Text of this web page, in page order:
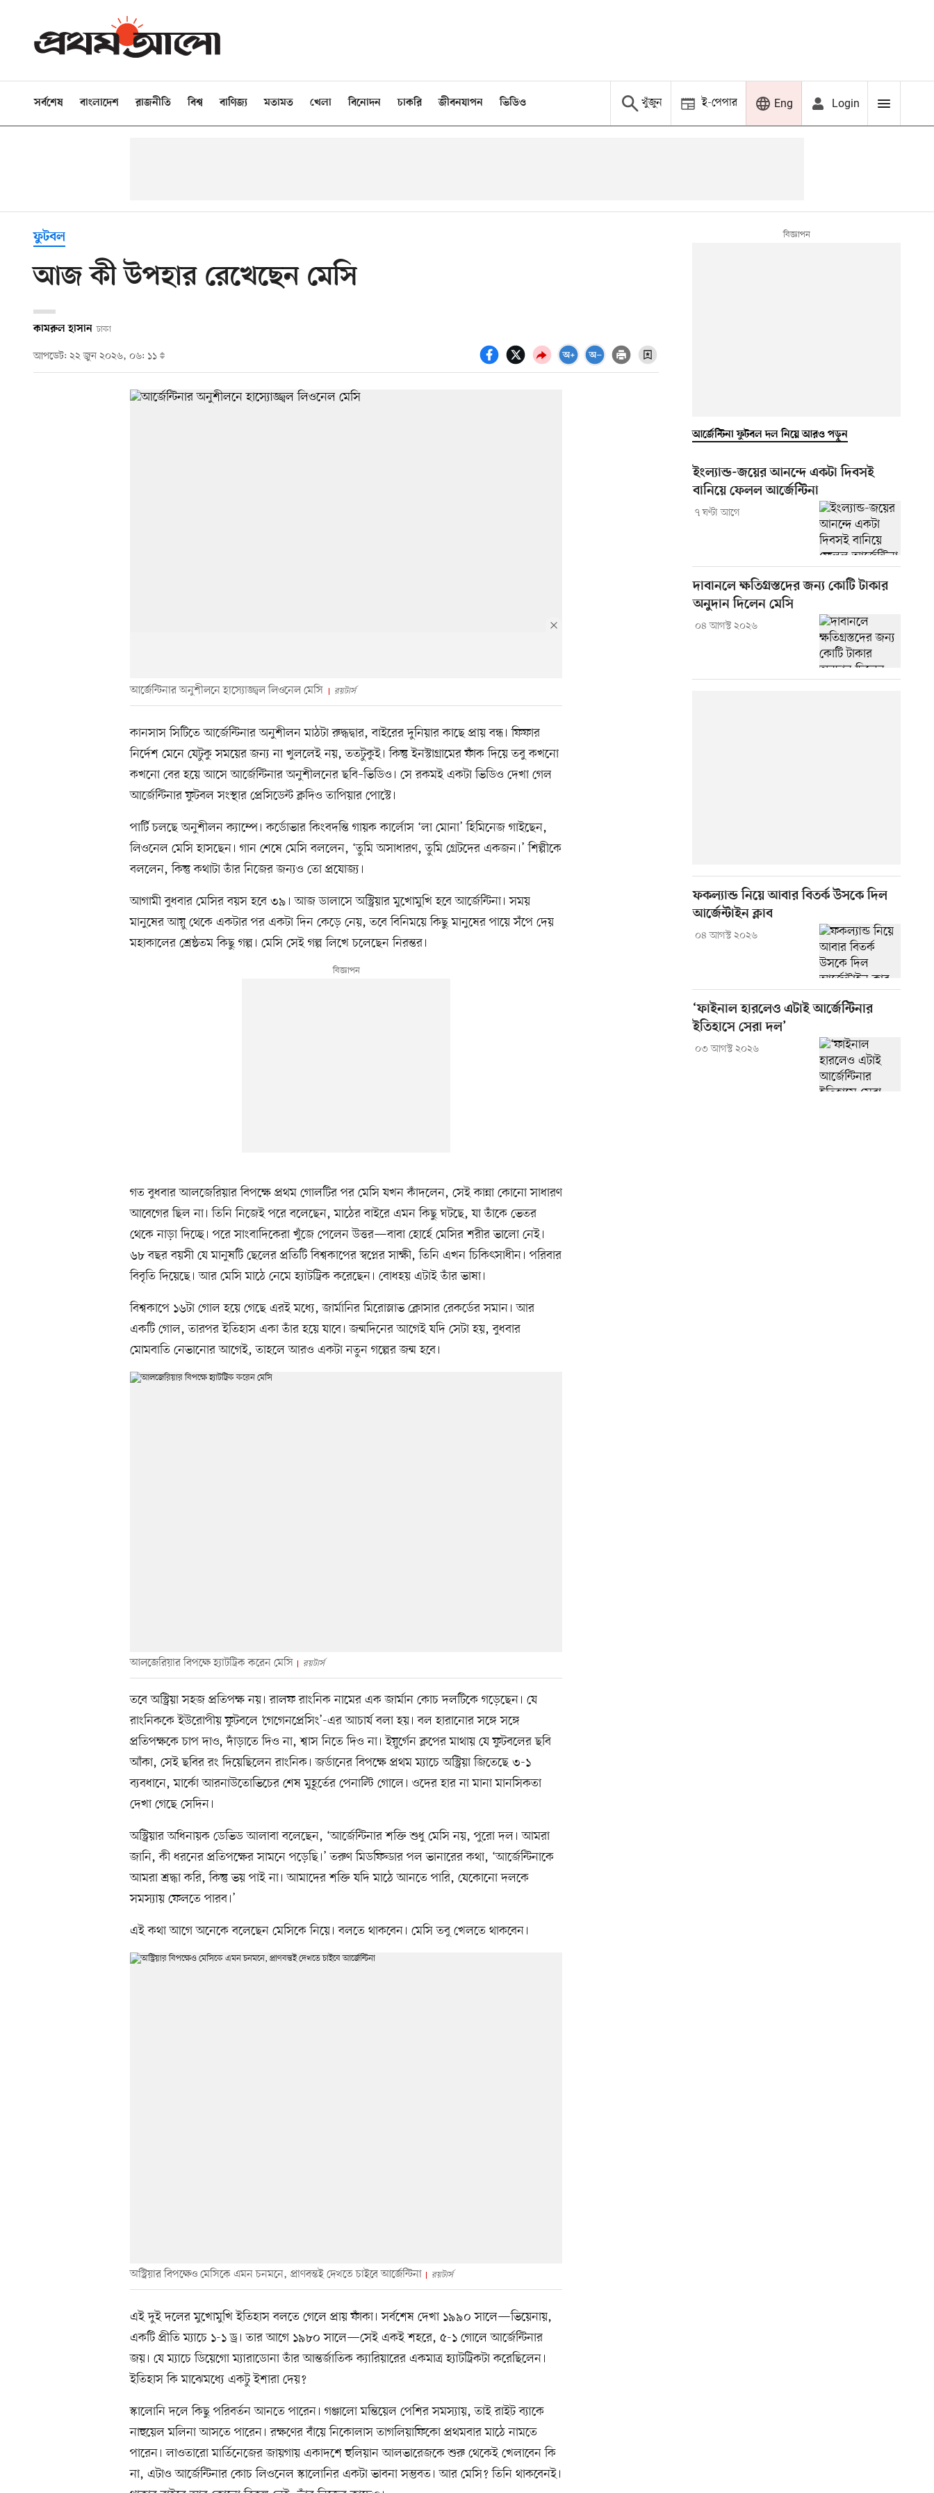
সর্বশেষ বাংলাদেশ রাজনীতি বিশ্ব বাণিজ্য মতামত খেলা বিনোদন চাকরি জীবনযাপন ভিডিও খুঁজুন ই-পেপার Eng Login
ফুটবল
আজ কী উপহার রেখেছেন মেসি
কামরুল হাসান ঢাকা
আপডেট: ২২ জুন ২০২৬, ০৬: ১১
আর্জেন্টিনার অনুশীলনে হাস্যোজ্জ্বল লিওনেল মেসি রয়টার্স
কানসাস সিটিতে আর্জেন্টিনার অনুশীলন মাঠটা রুদ্ধদ্বার, বাইরের দুনিয়ার কাছে প্রায় বন্ধ। ফিফার
নির্দেশ মেনে যেটুকু সময়ের জন্য না খুললেই নয়, ততটুকুই। কিন্তু ইনস্টাগ্রামের ফাঁক দিয়ে তবু কখনো
কখনো বের হয়ে আসে আর্জেন্টিনার অনুশীলনের ছবি–ভিডিও। সে রকমই একটা ভিডিও দেখা গেল
আর্জেন্টিনার ফুটবল সংস্থার প্রেসিডেন্ট ক্লদিও তাপিয়ার পোস্টে।
পার্টি চলছে অনুশীলন ক্যাম্পে। কর্ডোভার কিংবদন্তি গায়ক কার্লোস ‘লা মোনা’ হিমিনেজ গাইছেন,
লিওনেল মেসি হাসছেন। গান শেষে মেসি বললেন, ‘তুমি অসাধারণ, তুমি গ্রেটদের একজন।’ শিল্পীকে
বললেন, কিন্তু কথাটা তাঁর নিজের জন্যও তো প্রযোজ্য।
আগামী বুধবার মেসির বয়স হবে ৩৯। আজ ডালাসে অস্ট্রিয়ার মুখোমুখি হবে আর্জেন্টিনা। সময়
মানুষের আয়ু থেকে একটার পর একটা দিন কেড়ে নেয়, তবে বিনিময়ে কিছু মানুষের পায়ে সঁপে দেয়
মহাকালের শ্রেষ্ঠতম কিছু গল্প। মেসি সেই গল্প লিখে চলেছেন নিরন্তর।
গত বুধবার আলজেরিয়ার বিপক্ষে প্রথম গোলটির পর মেসি যখন কাঁদলেন, সেই কান্না কোনো সাধারণ
আবেগের ছিল না। তিনি নিজেই পরে বলেছেন, মাঠের বাইরে এমন কিছু ঘটছে, যা তাঁকে ভেতর
থেকে নাড়া দিচ্ছে। পরে সাংবাদিকেরা খুঁজে পেলেন উত্তর—বাবা হোর্হে মেসির শরীর ভালো নেই।
৬৮ বছর বয়সী যে মানুষটি ছেলের প্রতিটি বিশ্বকাপের স্বপ্নের সাক্ষী, তিনি এখন চিকিৎসাধীন। পরিবার
বিবৃতি দিয়েছে। আর মেসি মাঠে নেমে হ্যাটট্রিক করেছেন। বোধহয় এটাই তাঁর ভাষা।
বিশ্বকাপে ১৬টা গোল হয়ে গেছে এরই মধ্যে, জার্মানির মিরোস্লাভ ক্লোসার রেকর্ডের সমান। আর
একটি গোল, তারপর ইতিহাস একা তাঁর হয়ে যাবে। জন্মদিনের আগেই যদি সেটা হয়, বুধবার
মোমবাতি নেভানোর আগেই, তাহলে আরও একটা নতুন গল্পের জন্ম হবে।
আলজেরিয়ার বিপক্ষে হ্যাটট্রিক করেন মেসি রয়টার্স
তবে অস্ট্রিয়া সহজ প্রতিপক্ষ নয়। রালফ রাংনিক নামের এক জার্মান কোচ দলটিকে গড়েছেন। যে
রাংনিককে ইউরোপীয় ফুটবলে ‘গেগেনপ্রেসিং’-এর আচার্য বলা হয়। বল হারানোর সঙ্গে সঙ্গে
প্রতিপক্ষকে চাপ দাও, দাঁড়াতে দিও না, শ্বাস নিতে দিও না। ইয়ুর্গেন ক্লপের মাথায় যে ফুটবলের ছবি
আঁকা, সেই ছবির রং দিয়েছিলেন রাংনিক। জর্ডানের বিপক্ষে প্রথম ম্যাচে অস্ট্রিয়া জিতেছে ৩-১
ব্যবধানে, মার্কো আরনাউতোভিচের শেষ মুহূর্তের পেনাল্টি গোলে। ওদের হার না মানা মানসিকতা
দেখা গেছে সেদিন।
অস্ট্রিয়ার অধিনায়ক ডেভিড আলাবা বলেছেন, ‘আর্জেন্টিনার শক্তি শুধু মেসি নয়, পুরো দল। আমরা
জানি, কী ধরনের প্রতিপক্ষের সামনে পড়েছি।’ তরুণ মিডফিল্ডার পল ভানারের কথা, ‘আর্জেন্টিনাকে
আমরা শ্রদ্ধা করি, কিন্তু ভয় পাই না। আমাদের শক্তি যদি মাঠে আনতে পারি, যেকোনো দলকে
সমস্যায় ফেলতে পারব।’
এই কথা আগে অনেকে বলেছেন মেসিকে নিয়ে। বলতে থাকবেন। মেসি তবু খেলতে থাকবেন।
অস্ট্রিয়ার বিপক্ষেও মেসিকে এমন চনমনে, প্রাণবন্তই দেখতে চাইবে আর্জেন্টিনা রয়টার্স
এই দুই দলের মুখোমুখি ইতিহাস বলতে গেলে প্রায় ফাঁকা। সর্বশেষ দেখা ১৯৯০ সালে—ভিয়েনায়,
একটি প্রীতি ম্যাচে ১-১ ড্র। তার আগে ১৯৮০ সালে—সেই একই শহরে, ৫-১ গোলে আর্জেন্টিনার
জয়। যে ম্যাচে ডিয়েগো ম্যারাডোনা তাঁর আন্তর্জাতিক ক্যারিয়ারের একমাত্র হ্যাটট্রিকটা করেছিলেন।
ইতিহাস কি মাঝেমধ্যে একটু ইশারা দেয়?
স্কালোনি দলে কিছু পরিবর্তন আনতে পারেন। গঞ্জালো মন্তিয়েল পেশির সমস্যায়, তাই রাইট ব্যাকে
নাহুয়েল মলিনা আসতে পারেন। রক্ষণের বাঁয়ে নিকোলাস তাগলিয়াফিকো প্রথমবার মাঠে নামতে
পারেন। লাওতারো মার্তিনেজের জায়গায় একাদশে হুলিয়ান আলভারেজকে শুরু থেকেই খেলাবেন কি
না, এটাও আর্জেন্টিনার কোচ লিওনেল স্কালোনির একটা ভাবনা সম্ভবত। আর মেসি? তিনি থাকবেনই।
আর্জেন্টিনা ফুটবল দল নিয়ে আরও পড়ুন
ইংল্যান্ড-জয়ের আনন্দে একটা দিবসই
বানিয়ে ফেলল আর্জেন্টিনা
৭ ঘণ্টা আগে
দাবানলে ক্ষতিগ্রস্তদের জন্য কোটি টাকার
অনুদান দিলেন মেসি
০৪ আগস্ট ২০২৬
ফকল্যান্ড নিয়ে আবার বিতর্ক উসকে দিল
আর্জেন্টাইন ক্লাব
০৪ আগস্ট ২০২৬
‘ফাইনাল হারলেও এটাই আর্জেন্টিনার
ইতিহাসে সেরা দল’
০৩ আগস্ট ২০২৬